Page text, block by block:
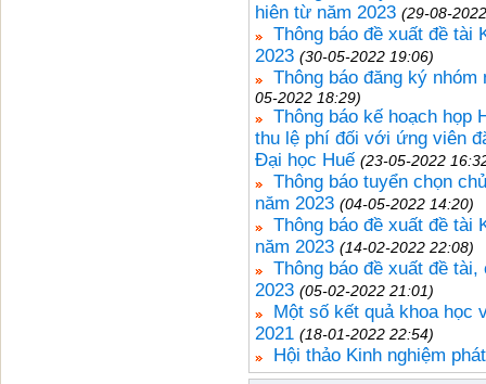
hiên từ năm 2023 (29-08-
Thông báo đề xuất đề tài
2023 (30-05-2022 19:06)
Thông báo đăng ký
05-2022 18:29)
Thông báo kế hoạch họp
thu lệ phí đối với ứng viên
Đại học Huế (23-05-2022
Thông báo tuyển chọn
năm 2023 (04-05-2022 14:20)
Thông báo đề xuất đề tài
năm 2023 (14-02-2022 22:08)
Thông báo đề xuất đề
2023 (05-02-2022 21:01)
Một số kết quả khoa học
2021 (18-01-2022 22:54)
Hội thảo Kinh nghiệm